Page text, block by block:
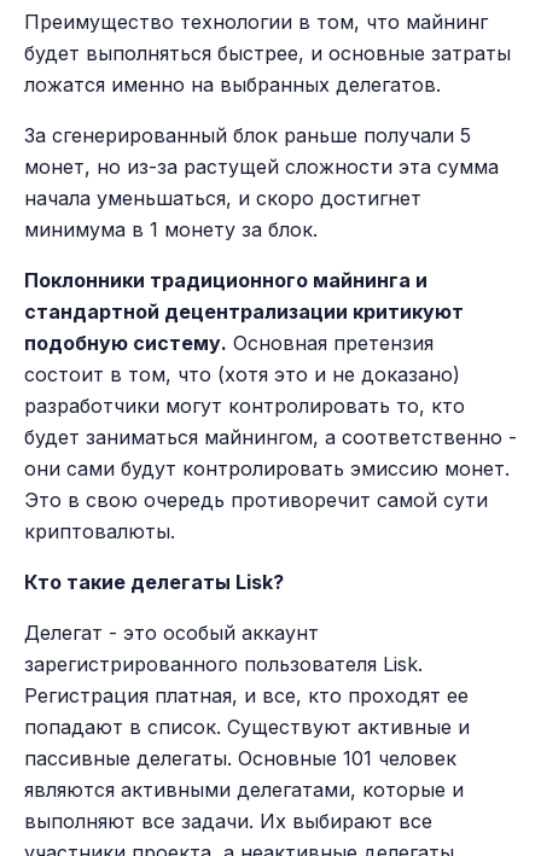
Преимущество технологии в том, что майнинг
будет выполняться быстрее, и основные затраты
ложатся именно на выбранных делегатов.
За сгенерированный блок раньше получали 5
монет, но из-за растущей сложности эта сумма
начала уменьшаться, и скоро достигнет
минимума в 1 монету за блок.
Поклонники традиционного майнинга и
стандартной децентрализации критикуют
подобную систему. Основная претензия
состоит в том, что (хотя это и не доказано)
разработчики могут контролировать то, кто
будет заниматься майнингом, а соответственно -
они сами будут контролировать эмиссию монет.
Это в свою очередь противоречит самой сути
криптовалюты.
Кто такие делегаты Lisk?
Делегат - это особый аккаунт
зарегистрированного пользователя Lisk.
Регистрация платная, и все, кто проходят ее
попадают в список. Существуют активные и
пассивные делегаты. Основные 101 человек
являются активными делегатами, которые и
выполняют все задачи. Их выбирают все